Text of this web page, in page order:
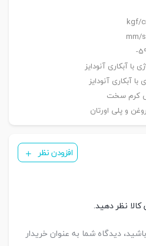
با آبکاری آنودایز
آبکاری آنودایز
و پلی اورتان
افزودن نظر
نظر دهید.
دیدگاه شما به عنوان خریدار